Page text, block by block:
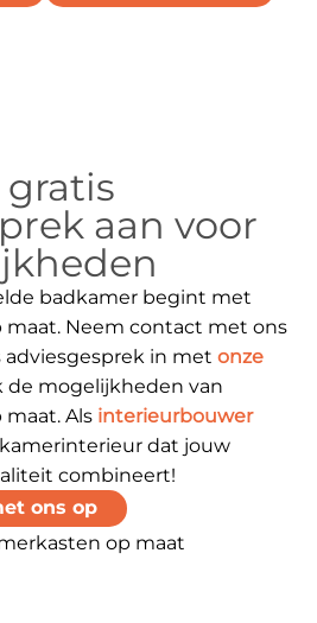
gratis
aan voor
badkamer begint met
Neem contact met ons
adviesgesprek in met onze
de mogelijkheden van
Als interieurbouwer
dat jouw
combineert!
ons op